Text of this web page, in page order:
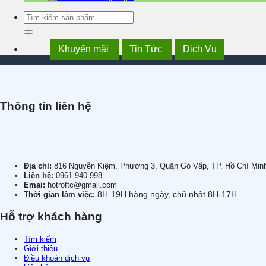
Tìm
kiếm:
Khuyến mãi Tin Tức Dịch Vụ
Thông tin liên hệ
Địa chỉ: 816 Nguyễn Kiệm, Phường 3, Quận Gò Vấp, TP. Hồ Chí
Liên hệ: 0961 940 998
Emai: hotroftc@gmail.com
Thời gian làm việc: 8H-19H hàng ngày, chủ nhật 8H-17H
Hỗ trợ khách hàng
Tìm kiếm
Giới thiệu
Điều khoản dịch vụ